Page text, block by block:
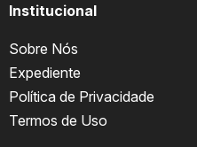
Institucional
Sobre Nós
Expediente
Política de Privacidade
Termos de Uso